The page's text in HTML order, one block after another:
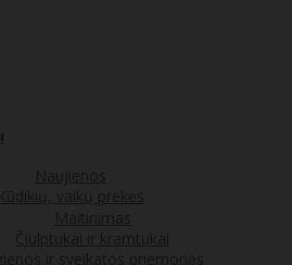
Naujienos
Kūdikių, vaikų prekės
Maitinimas
Čiulptukai ir kramtukai
ir sveikatos priemonės